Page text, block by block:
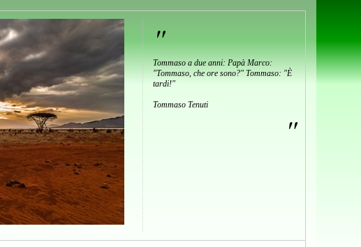
"
Tommaso a due anni: Papà Marco:
"Tommaso, che ore sono?" Tommaso: "È
tardi!"
Tommaso Tenuti
"